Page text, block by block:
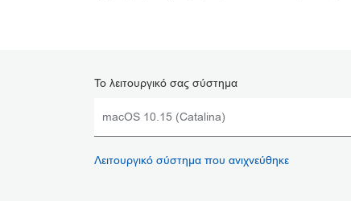
Το λειτουργικό σας σύστημα
Λειτουργικό σύστημα που ανιχνεύθηκε